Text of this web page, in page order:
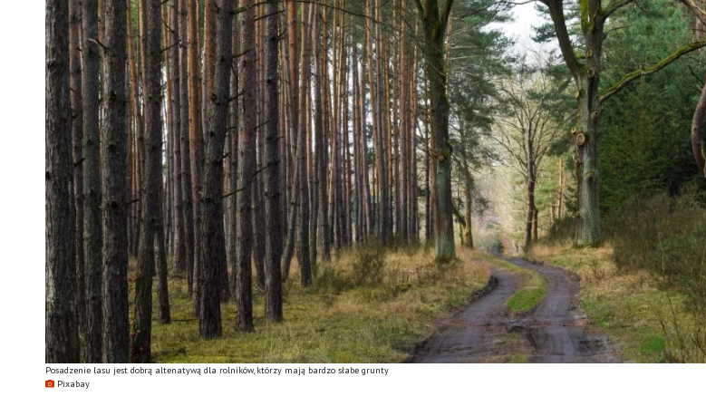
Posadzenie lasu jest dobrą altenatywą dla rolników, którzy mają bardzo słabe grunty
Pixabay